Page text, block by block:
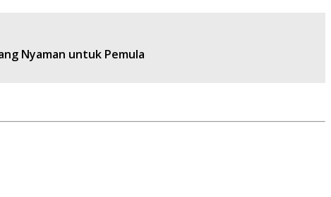
Nyaman untuk Pemula